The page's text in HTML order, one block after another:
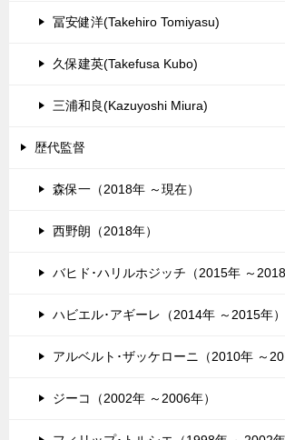
冨安健洋(Takehiro Tomiyasu)
久保建英(Takefusa Kubo)
三浦和良(Kazuyoshi Miura)
歴代監督
森保一（2018年 ～現在）
西野朗（2018年）
バヒド･ハリルホジッチ（2015年 ～2018
ハビエル･アギーレ（2014年 ～2015年）
アルベルト･ザッケローニ（2010年 ～
ジーコ（2002年 ～2006年）